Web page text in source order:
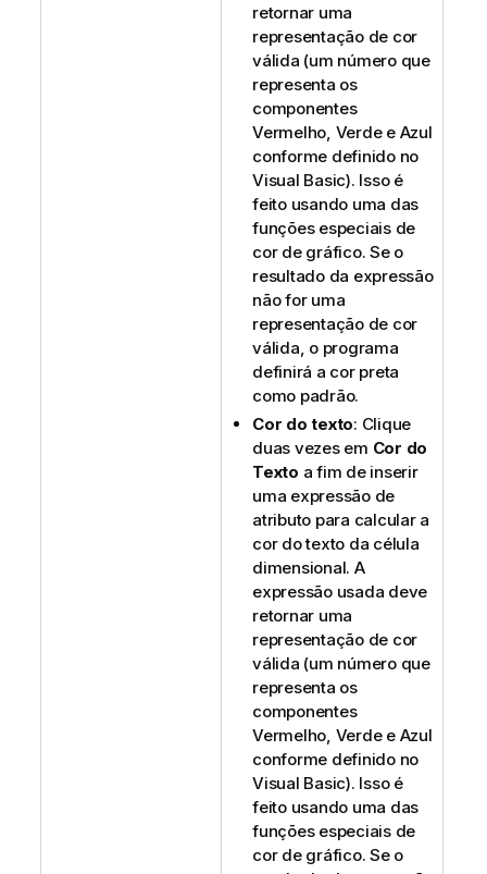
retornar uma
representação de cor
válida (um número que
representa os
componentes
Vermelho, Verde e Azul
conforme definido no
Visual Basic). Isso é
feito usando uma das
funções especiais de
cor de gráfico. Se o
resultado da expressão
não for uma
representação de cor
válida, o programa
definirá a cor preta
como padrão.
Cor do texto: Clique
duas vezes em Cor do
Texto a fim de inserir
uma expressão de
atributo para calcular a
cor do texto da célula
dimensional. A
expressão usada deve
retornar uma
representação de cor
válida (um número que
representa os
componentes
Vermelho, Verde e Azul
conforme definido no
Visual Basic). Isso é
feito usando uma das
funções especiais de
cor de gráfico. Se o